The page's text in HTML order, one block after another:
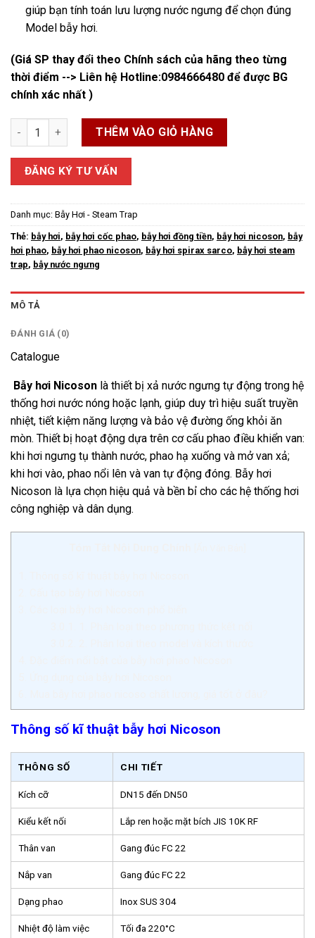
giúp bạn tính toán lưu lượng nước ngưng để chọn đúng
Model bẫy hơi.
(Giá SP thay đổi theo Chính sách của hãng theo từng
thời điểm --> Liên hệ Hotline:0984666480 để được BG
chính xác nhất )
Bẫy Hơi Nicoson số lượngTHÊM VÀO GIỎ HÀNG
ĐĂNG KÝ TƯ VẤN
Danh mục: Bẫy Hơi - Steam Trap
Thẻ: bẫy hơi, bẫy hơi cốc phao, bẫy hơi đồng tiền, bẫy hơi nicoson, bẫy
hơi phao, bẫy hơi phao nicoson, bẫy hơi spirax sarco, bẫy hơi steam
trap, bẫy nước ngưng
MÔ TẢ
ĐÁNH GIÁ (0)
Catalogue
Bẫy hơi Nicoson là thiết bị xả nước ngưng tự động trong hệ
thống hơi nước nóng hoặc lạnh, giúp duy trì hiệu suất truyền
nhiệt, tiết kiệm năng lượng và bảo vệ đường ống khỏi ăn
mòn. Thiết bị hoạt động dựa trên cơ cấu phao điều khiển van:
khi hơi ngưng tụ thành nước, phao hạ xuống và mở van xả;
khi hơi vào, phao nổi lên và van tự động đóng. Bẫy hơi
Nicoson là lựa chọn hiệu quả và bền bỉ cho các hệ thống hơi
công nghiệp và dân dụng.
Thông số kĩ thuật bẫy hơi Nicoson
THÔNG SỐ CHI TIẾT
Kích cỡ DN15 đến DN50
Kiểu kết nối Lắp ren hoặc mặt bích JIS 10K RF
Thân van Gang đúc FC 22
Nắp van Gang đúc FC 22
Dạng phao Inox SUS 304
Nhiệt độ làm việc Tối đa 220°C